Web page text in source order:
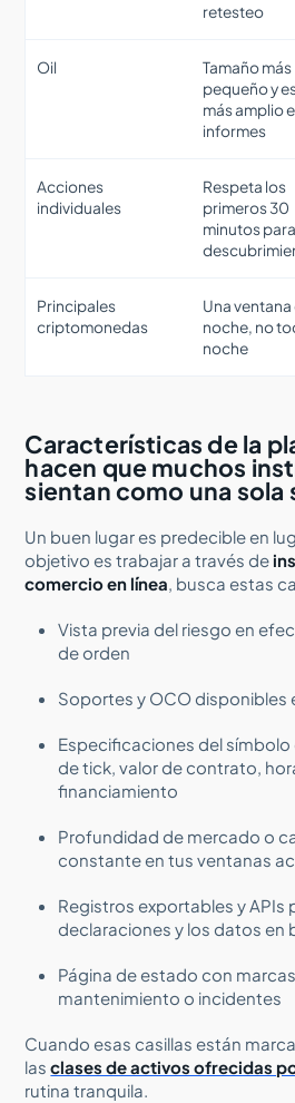
retesteo
Oil
Tamaño más
pequeño y
más amplio
informes
Acciones
individuales
Respeta los
primeros 30
minutos
Principales
criptomonedas
Una ventana
noche, no
noche
Características de la
hacen que muchos
sientan como una sola
Un buen lugar es predecible en
objetivo es trabajar a través de
comercio en línea, busca estas
Vista previa del riesgo en
de orden
Soportes y OCO disponibles
Especificaciones del
de tick, valor de contrato,
financiamiento
Profundidad de mercado o
constante en tus ventanas
Registros exportables y APIs
declaraciones y los datos en
Página de estado con
mantenimiento o incidentes
Cuando esas casillas están
lasclases de activos ofrecidas
rutina tranquila.